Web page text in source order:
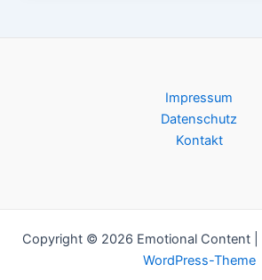
Impressum
Datenschutz
Kontakt
Copyright © 2026 Emotional Content |
WordPress-Theme